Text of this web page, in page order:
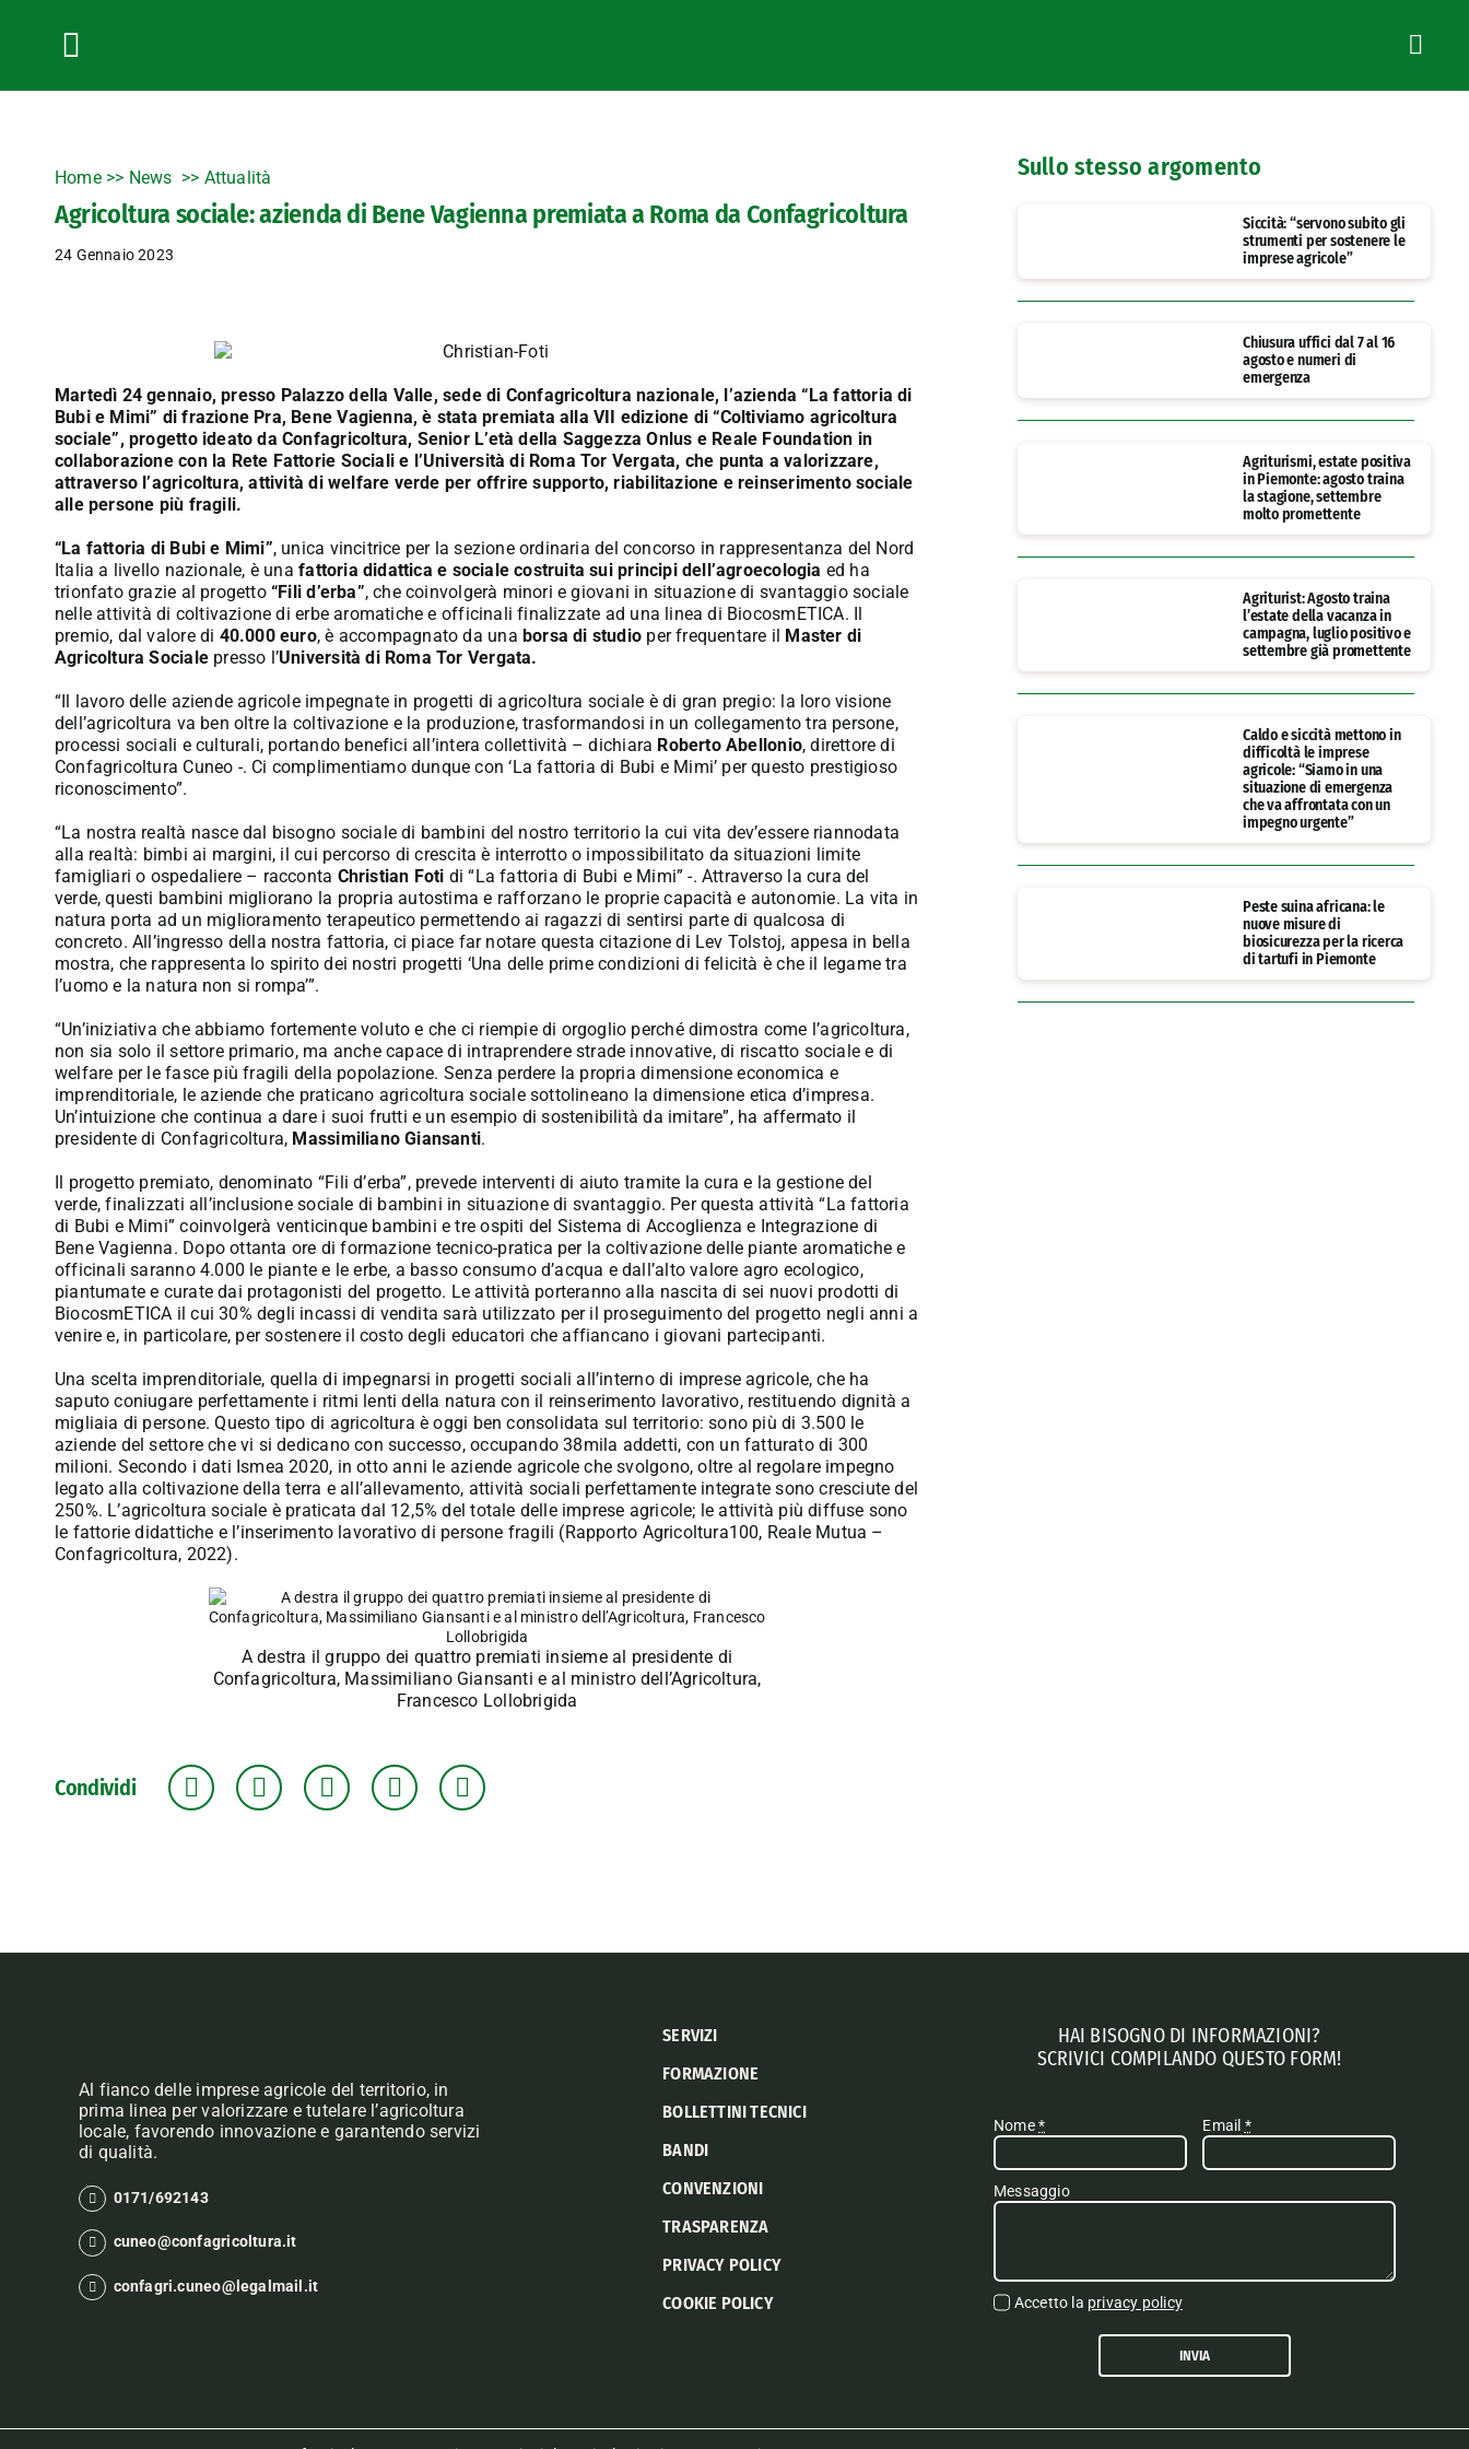
Toggle
Navigation
Home>> News Attualità
Agricoltura sociale: azienda di Bene Vagienna premiata a Roma da Confagricoltura
24 Gennaio 2023
Martedì 24 gennaio, presso Palazzo della Valle, sede di Confagricoltura nazionale, l’azienda “La fattoria di
Bubi e Mimi” di frazione Pra, Bene Vagienna, è stata premiata alla VII edizione di “Coltiviamo agricoltura
sociale”, progetto ideato da Confagricoltura, Senior L’età della Saggezza Onlus e Reale Foundation in
collaborazione con la Rete Fattorie Sociali e l’Università di Roma Tor Vergata, che punta a valorizzare,
attraverso l’agricoltura, attività di welfare verde per offrire supporto, riabilitazione e reinserimento sociale
alle persone più fragili.
“La fattoria di Bubi e Mimi”, unica vincitrice per la sezione ordinaria del concorso in rappresentanza del Nord
Italia a livello nazionale, è unafattoria didattica e sociale costruita sui principi dell’agroecologia ed ha
trionfato grazie al progetto“Fili d’erba”, che coinvolgerà minori e giovani in situazione di svantaggio sociale
nelle attività di coltivazione di erbe aromatiche e officinali finalizzate ad una linea di BiocosmETICA. Il
premio, dal valore di 40.000 euro, è accompagnato da una borsa di studio per frequentare il
Master di
Agricoltura Socialepresso l’Università di Roma Tor Vergata.
“Il lavoro delle aziende agricole impegnate in progetti di agricoltura sociale è di gran pregio: la loro visione
dell’agricoltura va ben oltre la coltivazione e la produzione, trasformandosi in un collegamento tra persone,
processi sociali e culturali, portando benefici all’intera collettività – dichiara Roberto Abellonio, direttore di
Confagricoltura Cuneo -. Ci complimentiamo dunque con ‘La fattoria di Bubi e Mimi’ per questo prestigioso
riconoscimento”.
“La nostra realtà nasce dal bisogno sociale di bambini del nostro territorio la cui vita dev’essere riannodata
alla realtà: bimbi ai margini, il cui percorso di crescita è interrotto o impossibilitato da situazioni limite
famigliari o ospedaliere – racconta Christian Foti di “La fattoria di Bubi e Mimi” -. Attraverso la cura del
verde, questi bambini migliorano la propria autostima e rafforzano le proprie capacità e autonomie. La vita in
natura porta ad un miglioramento terapeutico permettendo ai ragazzi di sentirsi parte di qualcosa di
concreto. All’ingresso della nostra fattoria, ci piace far notare questa citazione di Lev Tolstoj, appesa in bella
mostra, che rappresenta lo spirito dei nostri progetti ‘Una delle prime condizioni di felicità è che il legame tra
l’uomo e la natura non si rompa’”.
“Un’iniziativa che abbiamo fortemente voluto e che ci riempie di orgoglio perché dimostra come l’agricoltura,
non sia solo il settore primario, ma anche capace di intraprendere strade innovative, di riscatto sociale e di
welfare per le fasce più fragili della popolazione. Senza perdere la propria dimensione economica e
imprenditoriale, le aziende che praticano agricoltura sociale sottolineano la dimensione etica d’impresa.
Un’intuizione che continua a dare i suoi frutti e un esempio di sostenibilità da imitare”, ha affermato il
presidente di Confagricoltura, Massimiliano Giansanti.
Il progetto premiato, denominato “Fili d’erba”, prevede interventi di aiuto tramite la cura e la gestione del
verde, finalizzati all’inclusione sociale di bambini in situazione di svantaggio. Per questa attività “La fattoria
di Bubi e Mimi” coinvolgerà venticinque bambini e tre ospiti del Sistema di Accoglienza e Integrazione di
Bene Vagienna. Dopo ottanta ore di formazione tecnico-pratica per la coltivazione delle piante aromatiche e
officinali saranno 4.000 le piante e le erbe, a basso consumo d’acqua e dall’alto valore agro ecologico,
piantumate e curate dai protagonisti del progetto. Le attività porteranno alla nascita di sei nuovi prodotti di
BiocosmETICA il cui 30% degli incassi di vendita sarà utilizzato per il proseguimento del progetto negli anni a
venire e, in particolare, per sostenere il costo degli educatori che affiancano i giovani partecipanti.
Una scelta imprenditoriale, quella di impegnarsi in progetti sociali all’interno di imprese agricole, che ha
saputo coniugare perfettamente i ritmi lenti della natura con il reinserimento lavorativo, restituendo dignità a
migliaia di persone. Questo tipo di agricoltura è oggi ben consolidata sul territorio: sono più di 3.500 le
aziende del settore che vi si dedicano con successo, occupando 38mila addetti, con un fatturato di 300
milioni. Secondo i dati Ismea 2020, in otto anni le aziende agricole che svolgono, oltre al regolare impegno
legato alla coltivazione della terra e all’allevamento, attività sociali perfettamente integrate sono cresciute del
250%. L’agricoltura sociale è praticata dal 12,5% del totale delle imprese agricole; le attività più diffuse sono
le fattorie didattiche e l’inserimento lavorativo di persone fragili (Rapporto Agricoltura100, Reale Mutua –
Confagricoltura, 2022).
A destra il gruppo dei quattro premiati insieme al presidente di
Confagricoltura, Massimiliano Giansanti e al ministro dell’Agricoltura,
Francesco Lollobrigida
Condividi
Sullo stesso argomento
Siccità: “servono subito gli
strumenti per sostenere le
imprese agricole”
Chiusura uffici dal 7 al 16
agosto e numeri di
emergenza
Agriturismi, estate positiva
in Piemonte: agosto traina
la stagione, settembre
molto promettente
Agriturist: Agosto traina
l’estate della vacanza in
campagna, luglio positivo e
settembre già promettente
Caldo e siccità mettono in
difficoltà le imprese
agricole: “Siamo in una
situazione di emergenza
che va affrontata con un
impegno urgente”
Peste suina africana: le
nuove misure di
biosicurezza per la ricerca
di tartufi in Piemonte
Al fianco delle imprese agricole del territorio, in
prima linea per valorizzare e tutelare l’agricoltura
locale, favorendo innovazione e garantendo servizi
di qualità.
0171/692143
cuneo@confagricoltura.it
confagri.cuneo@legalmail.it
SERVIZI
FORMAZIONE
BOLLETTINI TECNICI
BANDI
CONVENZIONI
TRASPARENZA
PRIVACY POLICY
COOKIE POLICY
HAI BISOGNO DI INFORMAZIONI?
SCRIVICI COMPILANDO QUESTO FORM!
Nome* Email *
Messaggio
Accetto la privacy policy
INVIA